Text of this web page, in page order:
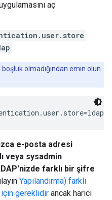
aç
.
olmadığından emin olun
e-posta adresi
veya sysadmin
farklı bir şifre
Yapılandırma) farklı
gereklidir ancak harici